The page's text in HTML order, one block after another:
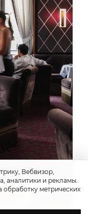
Вебвизор,
аналитики и рекламы.
обработку метрических